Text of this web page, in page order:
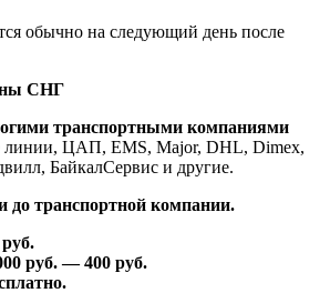
обычно на следующий день после
СНГ
транспортными компаниями
ЦАП, EMS, Major, DHL, Dimex,
БайкалСервис и другие.
до транспортной компании.
руб. —400 руб.